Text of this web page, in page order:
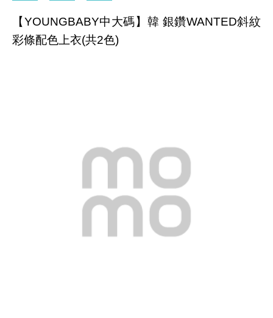
【YOUNGBABY中大碼】韓 銀鑽WANTED斜紋
彩條配色上衣(共2色)